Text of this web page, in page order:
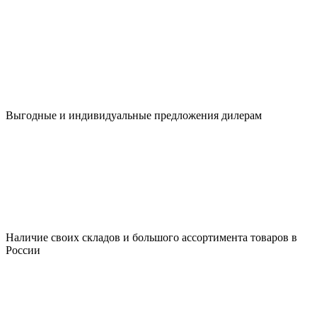
Выгодные и индивидуальные предложения дилерам
Наличие своих складов и большого ассортимента товаров в
России